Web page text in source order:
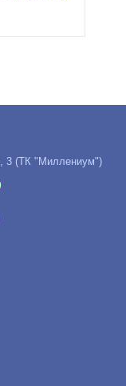
3 (ТК "Миллениум")